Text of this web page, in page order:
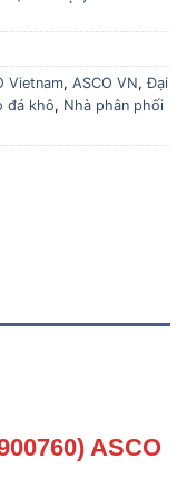
Vietnam, ASCO VN,Đại
đá khô, Nhà phân phối
ASCO